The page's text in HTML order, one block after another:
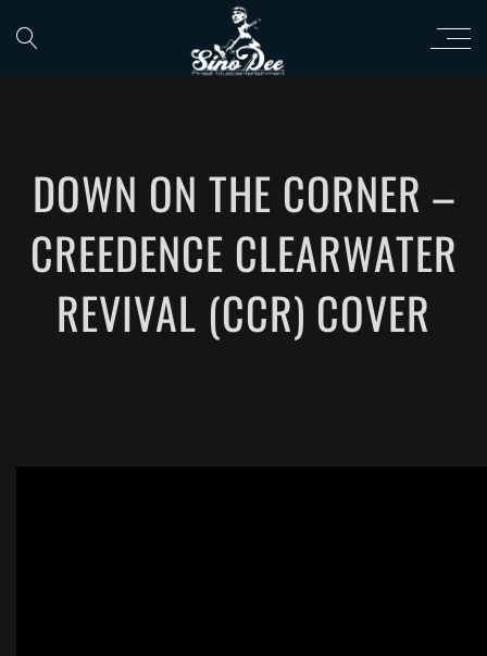
DOWN ON THE CORNER –
CREEDENCE CLEARWATER
REVIVAL (CCR) COVER